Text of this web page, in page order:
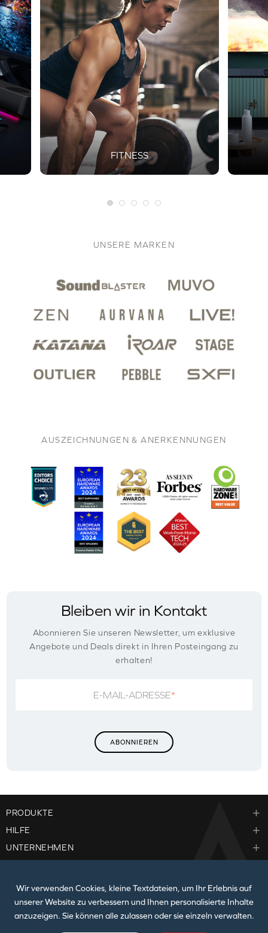
Wir verwenden Cookies, kleine Textdateien, um Ihr Erlebnis auf
unserer Website zu verbessern und Ihnen personalisierte Inhalte
anzuzeigen. Sie können alle zulassen oder sie einzeln verwalten.
FITNESS
UNSERE MARKEN
AUSZEICHNUNGEN & ANERKENNUNGEN
Bleiben wir in Kontakt
Abonnieren Sie unseren Newsletter, um exklusive
Angebote und Deals direkt in Ihren Posteingang zu
erhalten!
E-MAIL-ADRESSE*
PRODUKTE
HILFE
UNTERNEHMEN